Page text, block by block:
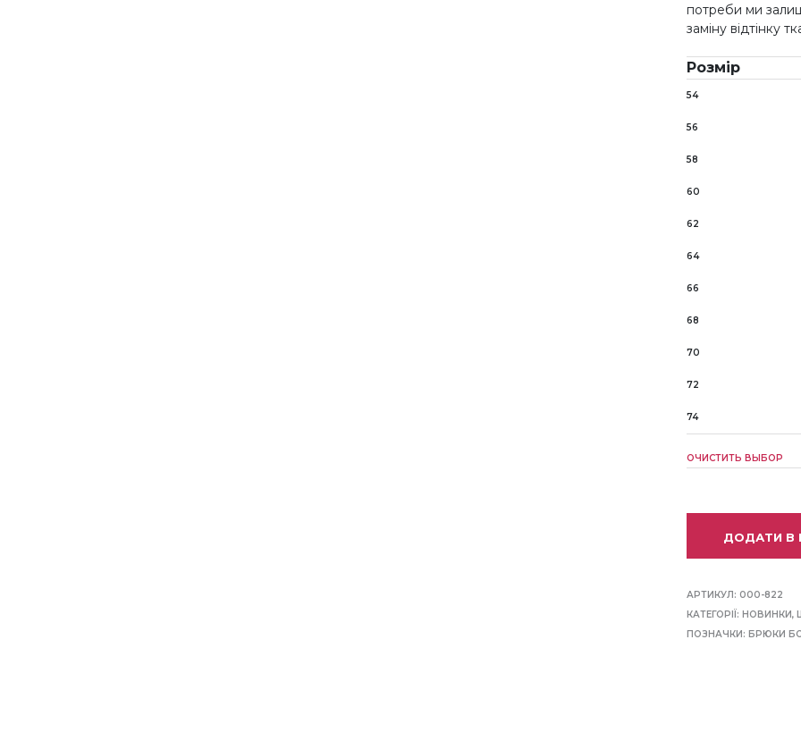
потреби ми
заміну відтінку
Розмір
54
56
58
60
62
64
66
68
70
72
74
ОЧИСТИТЬ ВЫБОР
ДОДАТИ В
АРТИКУЛ: 000-822
КАТЕГОРІЇ:НОВИНКИ,
ПОЗНАЧКИ:БРЮКИ